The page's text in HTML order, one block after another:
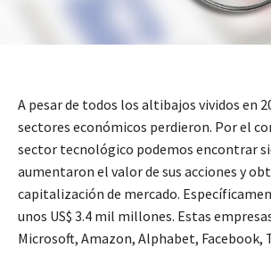
A pesar de todos los altibajos vividos en
sectores económicos perdieron. Por el
sector tecnológico podemos encontrar
aumentaron el valor de sus acciones y
capitalización de mercado.
unos US$ 3.4 mil millones. Estas
Microsoft, Amazon, Alphabet, Facebook,